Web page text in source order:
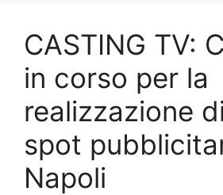
CASTING TV:
in corso per la
realizzazione
spot
Napoli